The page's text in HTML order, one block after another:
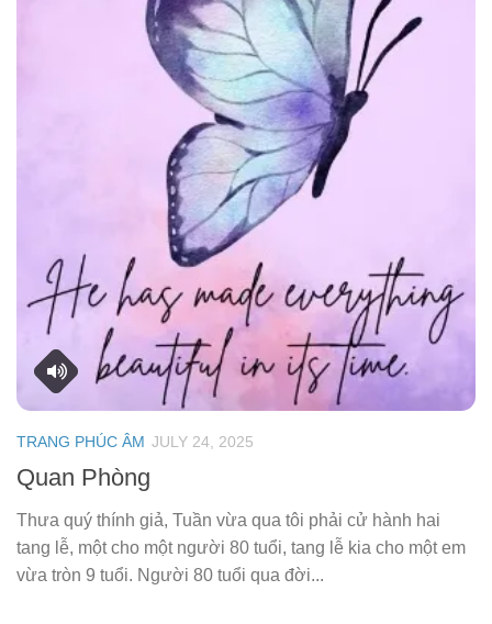
TRANG PHÚC ÂM JULY 24, 2025
Quan Phòng
Thưa quý thính giả, Tuần vừa qua tôi phải cử hành hai
tang lễ, một cho một người 80 tuổi, tang lễ kia cho một em
vừa tròn 9 tuổi. Người 80 tuổi qua đời...